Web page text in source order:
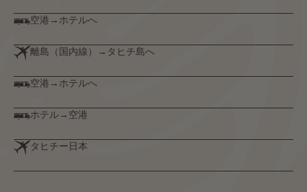
空港→ホテルへ
離島（国内線）→タヒチ島へ
空港→ホテルへ
ホテル→空港
タヒチー日本